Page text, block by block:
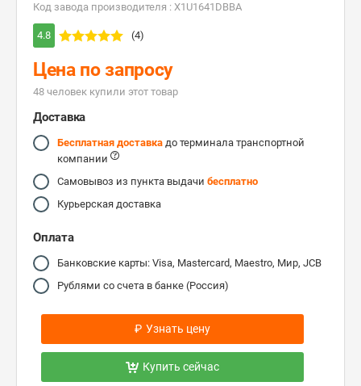
Код завода производителя : X1U1641DBBA
4.8 (4)
Цена по запросу
48 человек купили этот товар
Доставка
Бесплатная доставка до терминала транспортной
компании
Самовывоз из пункта выдачи бесплатно
Курьерская доставка
Оплата
Банковские карты: Visa, Mastercard, Maestro, Мир, JCB
Рублями со счета в банке (Россия)
₽ Узнать цену
Купить сейчас